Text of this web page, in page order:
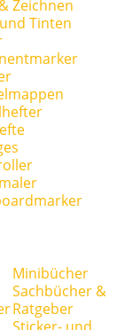
Zeichnen
Tinten
Minibücher
Sachbücher &
Ratgeber